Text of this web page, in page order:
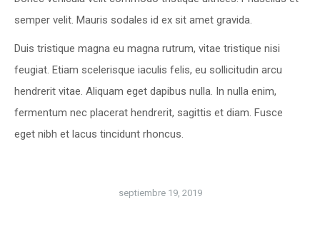
semper velit. Mauris sodales id ex sit amet gravida.
Duis tristique magna eu magna rutrum, vitae tristique nisi
feugiat. Etiam scelerisque iaculis felis, eu sollicitudin arcu
hendrerit vitae. Aliquam eget dapibus nulla. In nulla enim,
fermentum nec placerat hendrerit, sagittis et diam. Fusce
eget nibh et lacus tincidunt rhoncus.
septiembre 19, 2019